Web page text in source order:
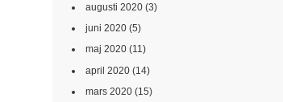
augusti 2020(3)
juni 2020(5)
maj 2020(11)
april 2020(14)
mars 2020(15)